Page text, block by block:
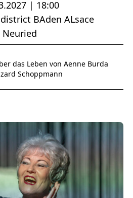
| 18:00
BAden ALsace
Neuried
das Leben von Aenne Burda
Schoppmann